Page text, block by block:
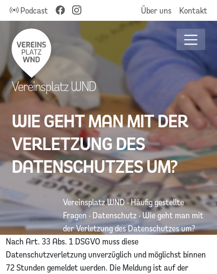
Podcast Über uns Kontakt
WIE GEHT MAN MIT DER
VERLETZUNG DES
DATENSCHUTZES UM?
Vereinsplatz WND
Vereinsplatz WND·Häufig gestellte
Fragen · Datenschutz · Wie geht man mit
der Verletzung des Datenschutzes um?
Nach Art. 33 Abs. 1 DSGVO muss diese
Datenschutzverletzung unverzüglich und möglichst binnen
72 Stunden gemeldet werden. Die Meldung ist auf der